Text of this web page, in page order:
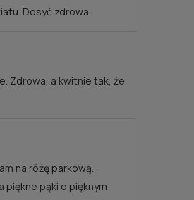
Dosyć zdrowa.
Zdrowa, a kwitnie tak, że
na różę parkową.
piękne pąki o pięknym